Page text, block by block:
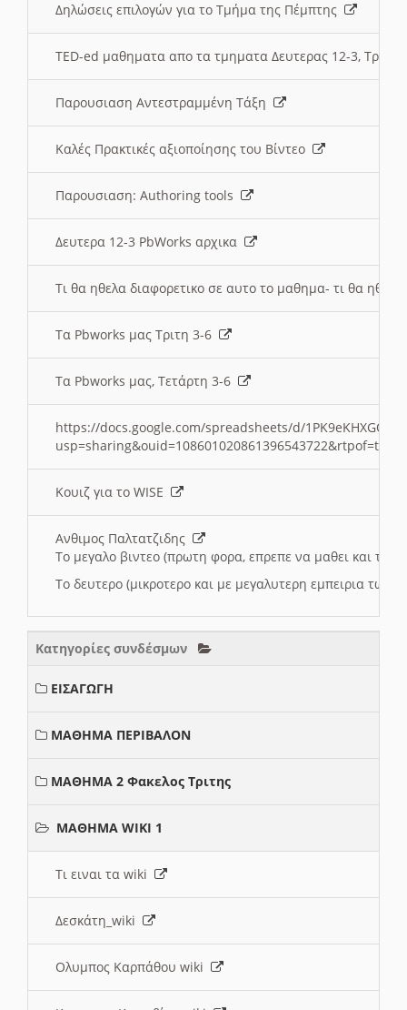
Δηλώσεις επιλογών για το Τμήμα της Πέμπτης
TED-ed μαθηματα απο τα τμηματα Δευτερας 12-3,
Παρουσιαση Αντεστραμμένη Τάξη
Καλές Πρακτικές αξιοποίησης του Βίντεο
Παρουσιαση: Authoring tools
Δευτερα 12-3 PbWorks αρχικα
Τι θα ηθελα διαφορετικο σε αυτο το μαθημα- τι θα
Τα Pbworks μας Τριτη 3-6
Τα Pbworks μας, Τετάρτη 3-6
https://docs.google.com/spreadsheets/d/
Κουιζ για το WISE
Ανθιμος Παλτατζιδης
Το μεγαλο βιντεο (πρωτη φορα, επρεπε να μαθει και το
Το δευτερο (μικροτερο και με μεγαλυτερη εμπειρια
Κατηγορίες συνδέσμων
ΕΙΣΑΓΩΓΗ
ΜΑΘΗΜΑ ΠΕΡΙΒΑΛΟΝ
ΜΑΘΗΜΑ 2 Φακελος Τριτης
ΜΑΘΗΜΑ WIKI 1
Τι ειναι τα wiki
Δεσκάτη_wiki
Ολυμπος Καρπάθου wiki